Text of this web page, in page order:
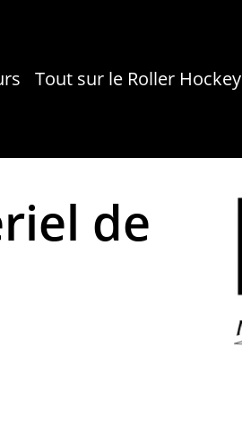
Tout sur le Roller Hockey
de